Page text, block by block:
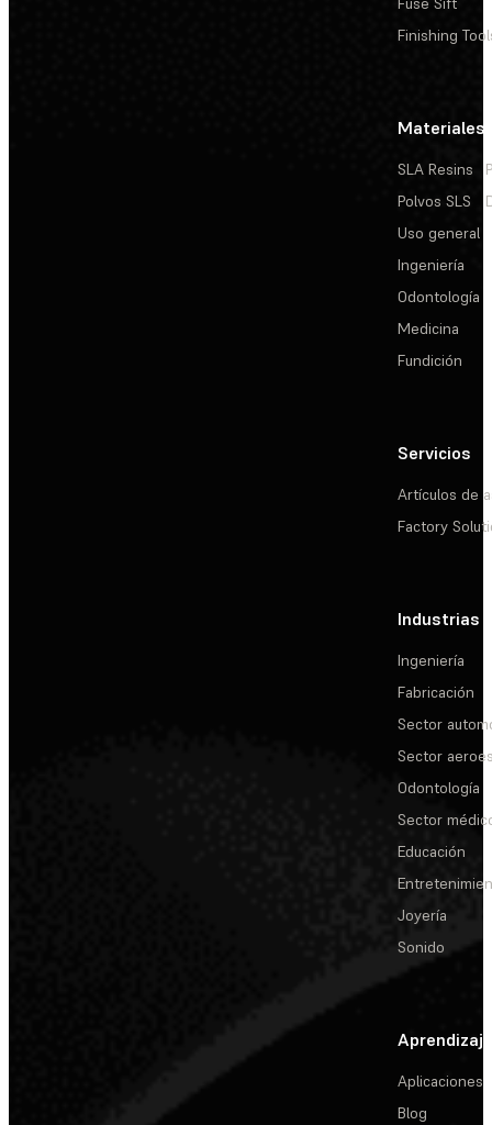
Finishing
Materiales
SLA Resins
Polvos SLS
Uso general
Ingeniería
Odontología
Medicina
Fundición
Servicios
Artículos de
Factory
Industrias
Ingeniería
Fabricación
Sector
Sector
Odontología
Sector
Educación
Joyería
Sonido
Aprendizaje
Aplicaciones
Blog